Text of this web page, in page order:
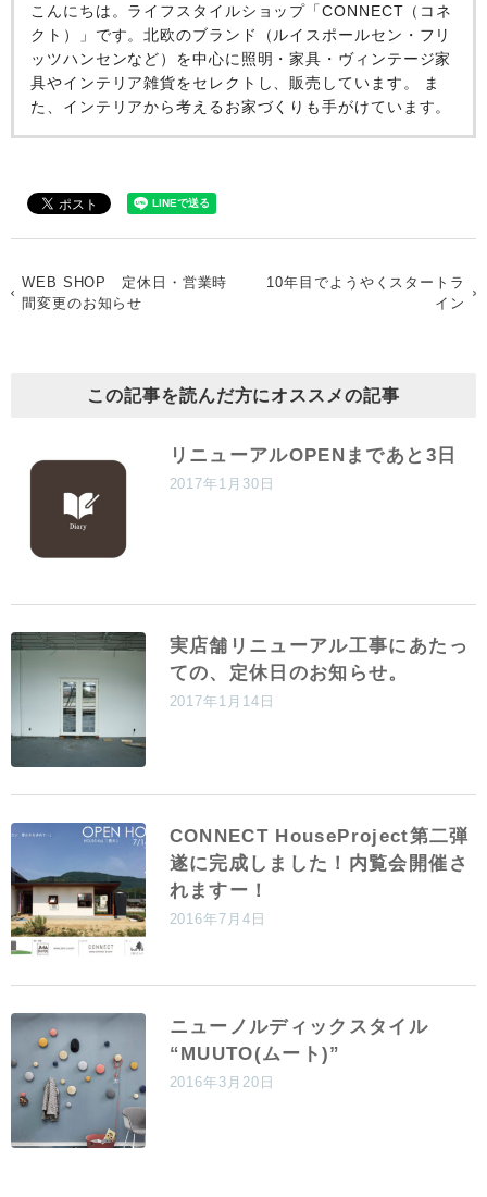
こんにちは。ライフスタイルショップ「CONNECT（コネ
クト）」です。北欧のブランド（ルイスポールセン・フリ
ッツハンセンなど）を中心に照明・家具・ヴィンテージ家
具やインテリア雑貨をセレクトし、販売しています。 ま
た、インテリアから考えるお家づくりも手がけています。
WEB SHOP 定休日・営業時
間変更のお知らせ
10年目でようやくスタートラ
イン
この記事を読んだ方にオススメの記事
リニューアルOPENまであと3日
2017年1月30日
実店舗リニューアル工事にあたっ
ての、定休日のお知らせ。
2017年1月14日
CONNECT HouseProject第二弾
遂に完成しました！内覧会開催さ
れますー！
2016年7月4日
ニューノルディックスタイル
“MUUTO(ムート)”
2016年3月20日